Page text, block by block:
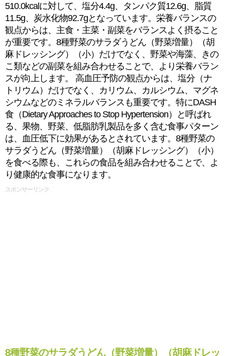
510.0kcalに対して、塩分4.4g、タンパク質12.6g、脂質
11.5g、炭水化物92.7gとなっています。栄養バランスの
観点からは、主食・主菜・副菜をバランスよく摂ること
が重要です。8種野菜のサラダうどん（野菜増量）（胡
麻ドレッシング）（小）だけでなく、野菜や海藻、きの
こ類などの副菜を組み合わせることで、より栄養バラン
スが向上します。 高血圧予防の観点からは、塩分（ナ
トリウム）だけでなく、カリウム、カルシウム、マグネ
シウムなどのミネラルバランスも重要です。特にDASH
食（Dietary Approaches to Stop Hypertension）と呼ばれ
る、果物、野菜、低脂肪乳製品を多く含む食事パターン
は、血圧低下に効果があるとされています。8種野菜の
サラダうどん（野菜増量）（胡麻ドレッシング）（小）
を食べる際も、これらの食品を組み合わせることで、よ
り健康的な食事になります。
スポンサーリンク
8種野菜のサラダうどん（野菜増量）（胡麻ドレッ